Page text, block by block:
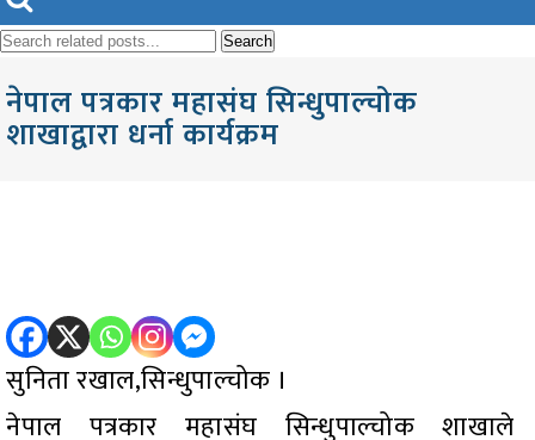
नेपाल पत्रकार महासंघ सिन्धुपाल्चोक
शाखाद्वारा धर्ना कार्यक्रम
सुनिता रखाल,सिन्धुपाल्चोक ।
नेपाल पत्रकार महासंघ सिन्धुपाल्चोक शाखाले